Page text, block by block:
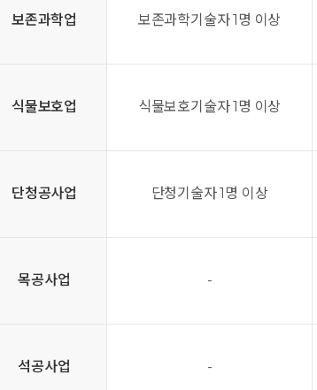
보존과학업 보존과학기술자 1명 이상
식물보호업 식물보호기술자 1명 이상
단청공사업 단청기술자 1명 이상
목공사업 -
석공사업 -